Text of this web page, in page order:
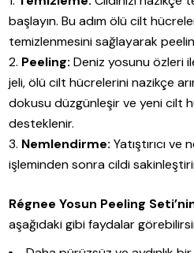
başlayın. Bu adım ölü cilt
temizlenmesini sağlayarak
Peeling: Deniz yosunu özleri
jeli, ölü cilt hücrelerini nazikçe
dokusu düzgünleşir ve yeni cilt
desteklenir.
Nemlendirme: Yatıştırıcı
işleminden sonra cildi
Régnee Yosun Peeling
aşağıdaki gibi faydalar